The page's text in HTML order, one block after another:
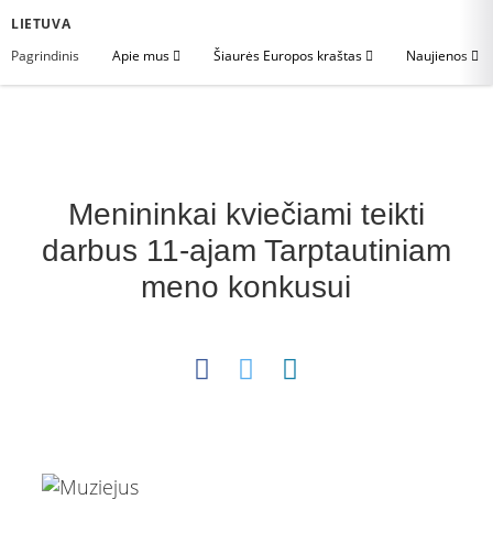
LIETUVA
Pagrindinis
Apie mus Šiaurės Europos kraštas Naujienos
Menininkai kviečiami teikti
darbus 11-ajam Tarptautiniam
meno konkusui